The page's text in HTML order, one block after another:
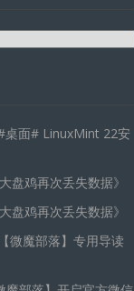
桌面# LinuxMint 22安
盘鸡再次丢失数据》
盘鸡再次丢失数据》
【微魔部落】专用导读